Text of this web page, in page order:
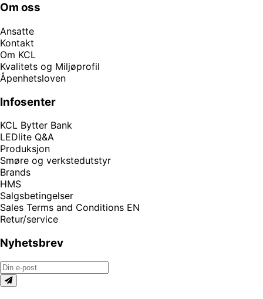
Om oss
Ansatte
Kontakt
Om KCL
Kvalitets og Miljøprofil
Åpenhetsloven
Infosenter
KCL Bytter Bank
LEDlite Q&A
Produksjon
Smøre og verkstedutstyr
Brands
HMS
Salgsbetingelser
Sales Terms and Conditions EN
Retur/service
Nyhetsbrev